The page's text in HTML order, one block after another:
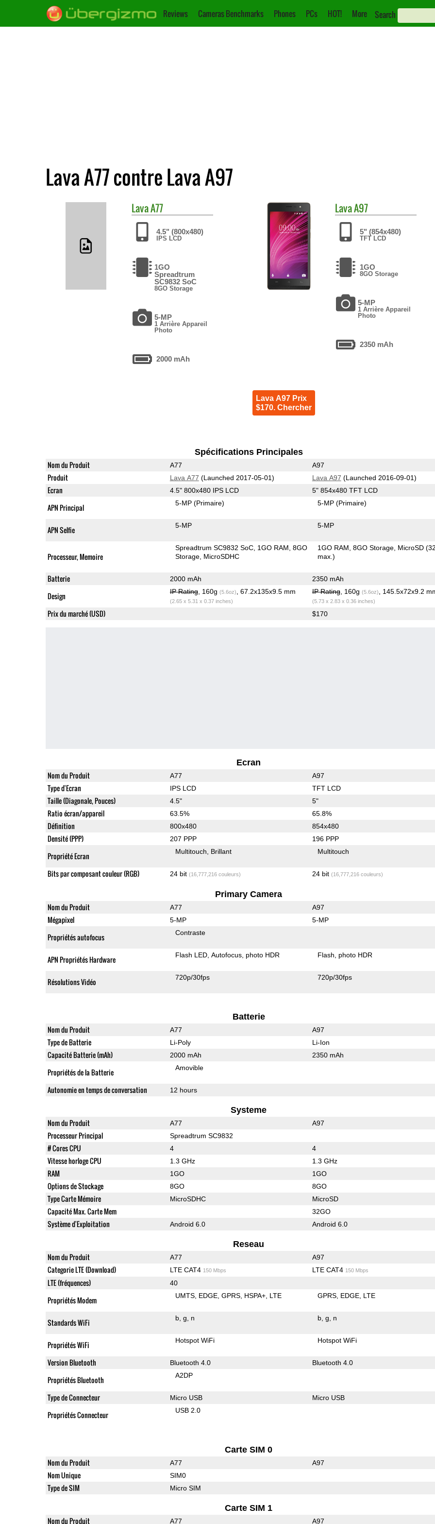
Reviews Cameras Benchmarks Phones PCs HOT! More Search
Lava A77 contre Lava A97
LavaA77
4.5" (800x480)
IPS LCD
1GO
Spreadtrum
SC9832 SoC
8GO Storage
5-MP
1 Arrière Appareil
Photo
2000 mAh
LavaA97
5" (854x480)
TFT LCD
1GO
8GO Storage
5-MP
1 Arrière Appareil
Photo
2350 mAh
Lava A97 Prix
$170. Chercher
Spécifications Principales
Nom du Produit A77 A97
Produit Lava A77 (Launched 2017-05-01) Lava A97 (Launched 2016-09-01)
Ecran 4.5" 800x480 IPS LCD 5" 854x480 TFT LCD
APN Principal 5-MP(Primaire) 5-MP(Primaire)
APN Selfie 5-MP 5-MP
Processeur, Memoire
Spreadtrum SC9832 SoC 1GO RAM 8GO
Storage MicroSDHC
1GO RAM 8GO Storage MicroSD
max.)
Batterie 2000 mAh 2350 mAh
Design IP Rating, 160g (5.6oz) , 67.2x135x9.5 mm
(2.65 x 5.31 x 0.37 inches)
IP Rating, 160g (5.6oz) , 145.5x72x9.2
(5.73 x 2.83 x 0.36 inches)
Prix du marché (USD) $170
Ecran
Nom du Produit A77 A97
Type d'Ecran IPS LCD TFT LCD
Taille (Diagonale, Pouces) 4.5" 5"
Ratio écran/appareil 63.5% 65.8%
Définition 800x480 854x480
Densité (PPP) 207 PPP 196 PPP
Propriété Ecran Multitouch Brillant Multitouch
Bits par composant couleur (RGB) 24 bit (16,777,216 couleurs) 24 bit (16,777,216 couleurs)
Primary Camera
Nom du Produit A77 A97
Mégapixel 5-MP 5-MP
Propriétés autofocus Contraste
APN Propriétés Hardware Flash LED Autofocus photo HDR Flash photo HDR
Résolutions Vidéo 720p/30fps 720p/30fps
Batterie
Nom du Produit A77 A97
Type de Batterie Li-Poly Li-Ion
Capacité Batterie (mAh) 2000 mAh 2350 mAh
Propriétés de la Batterie Amovible
Autonomie en temps de conversation 12 hours
Systeme
Nom du Produit A77 A97
Processeur Principal Spreadtrum SC9832
# Cores CPU 4 4
Vitesse horloge CPU 1.3 GHz 1.3 GHz
RAM 1GO 1GO
Options de Stockage 8GO 8GO
Type Carte Mémoire MicroSDHC MicroSD
Capacité Max. Carte Mem 32GO
Système d'Exploitation Android 6.0 Android 6.0
Reseau
Nom du Produit A77 A97
Categorie LTE (Download) LTE CAT4 150 Mbps LTE CAT4 150 Mbps
LTE (fréquences) 40
Propriétés Modem UMTS EDGE GPRS HSPA+ LTE GPRS EDGE LTE
Standards WiFi b g n b g n
Propriétés WiFi Hotspot WiFi Hotspot WiFi
Version Bluetooth Bluetooth 4.0 Bluetooth 4.0
Propriétés Bluetooth A2DP
Type de Connecteur Micro USB Micro USB
Propriétés Connecteur USB 2.0
Carte SIM 0
Nom du Produit A77 A97
Nom Unique SIM0
Type de SIM Micro SIM
Carte SIM 1
Nom du Produit A77 A97